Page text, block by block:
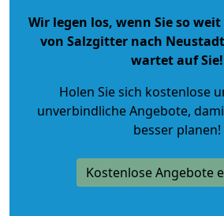
Wir legen los, wenn Sie so
von Salzgitter nach
wartet auf Sie!
Holen Sie sich kostenlose
unverbindliche Angebote,
besser planen!
Kostenlose Angebote